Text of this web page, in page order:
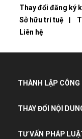
Thay đổi đăng ký
Sở hữu trí tuệ
Liên hệ
THÀNH LẬP
THAY ĐỔI NỘI
TƯ VẤN PHÁP